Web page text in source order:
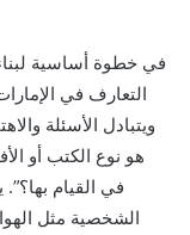
في خطوة أساسية
التعارف في
ويتبادل الأسئلة
هو نوع الكتب أو
في القيام
الشخصية مثل